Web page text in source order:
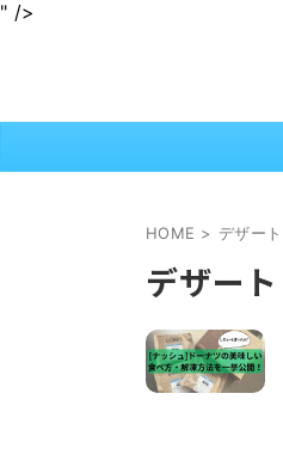
" />
HOME > デザート
デザート